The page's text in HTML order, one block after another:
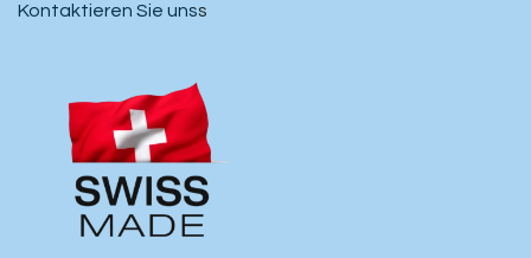
Kontaktieren Sie unss